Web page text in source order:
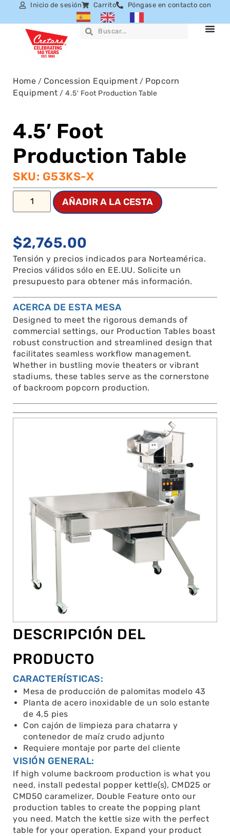
Inicio de sesión Carrito Póngase en contacto con
Home / Concession Equipment / Popcorn
Equipment / 4.5′ Foot Production Table
4.5′ Foot
Production Table
SKU: G53KS-X
AÑADIR A LA CESTA
$2,765.00
Tensión y precios indicados para Norteamérica.
Precios válidos sólo en EE.UU. Solicite un
presupuesto para obtener más información.
ACERCA DE ESTA MESA
Designed to meet the rigorous demands of
commercial settings, our Production Tables boast
robust construction and streamlined design that
facilitates seamless workflow management.
Whether in bustling movie theaters or vibrant
stadiums, these tables serve as the cornerstone
of backroom popcorn production.
DESCRIPCIÓN DEL
PRODUCTO
CARACTERÍSTICAS:
Mesa de producción de palomitas modelo 43
Planta de acero inoxidable de un solo estante
de 4,5 pies
Con cajón de limpieza para chatarra y
contenedor de maíz crudo adjunto
Requiere montaje por parte del cliente
VISIÓN GENERAL:
If high volume backroom production is what you
need, install pedestal popper kettle(s), CMD25 or
CMD50 caramelizer, Double Feature onto our
production tables to create the popping plant
you need. Match the kettle size with the perfect
table for your operation. Expand your product